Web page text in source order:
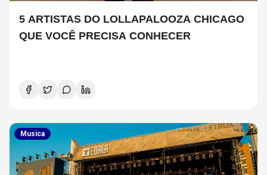
5 ARTISTAS DO LOLLAPALOOZA CHICAGO
QUE VOCÊ PRECISA CONHECER
Musica